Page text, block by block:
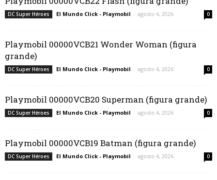
DC Super Héroes El Mundo Click - Playmobil - agosto 4, 2026 0
Playmobil 00000VCB21 Wonder Woman (figura
grande)
DC Super Héroes El Mundo Click - Playmobil - agosto 4, 2026 0
Playmobil 00000VCB20 Superman (figura grande)
DC Super Héroes El Mundo Click - Playmobil - agosto 4, 2026 0
Playmobil 00000VCB19 Batman (figura grande)
DC Super Héroes El Mundo Click - Playmobil - agosto 4, 2026 0